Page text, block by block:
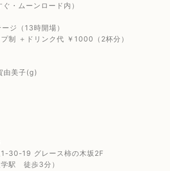
ムーンロード内）
（13時開場）
＋ドリンク代 ￥1000（2杯分）
美子(g)
30-19 グレース柿の木坂2F
駅 徒歩3分）